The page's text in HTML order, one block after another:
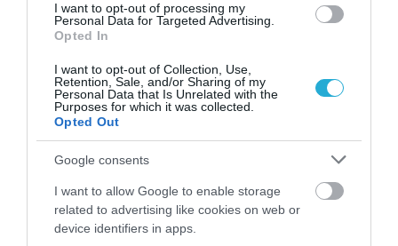
I want to opt-out of processing my
Personal Data for Targeted Advertising.
Opted In
I want to opt-out of Collection, Use,
Retention, Sale, and/or Sharing of my
Personal Data that Is Unrelated with the
Purposes for which it was collected.
Opted Out
Google consents
I want to allow Google to enable storage
related to advertising like cookies on web or
device identifiers in apps.
31.07.2026 15:10
Τι είναι η χολοκυστεκτομή στην οποία
υποβλήθηκε ο Μ.Χατζηγιάννης: Tα
συμπτώματα που οδηγούν στην επέμβαση